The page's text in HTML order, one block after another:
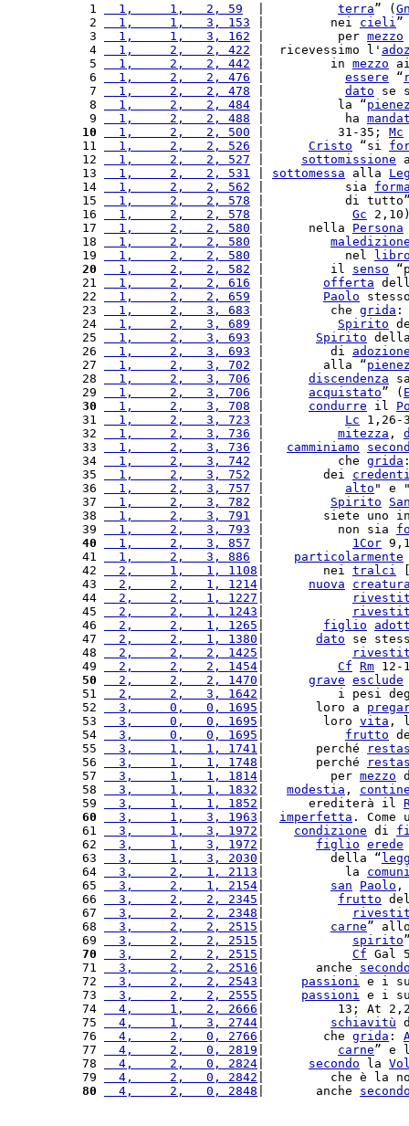
1
  1,     1,   2, 59
terra” (
2
  1,     1,   3, 153
|         nei cieli
3
  1,     1,   3, 162
|          per mezzo
4
  1,     2,   2, 422
|  ricevessimo l'
5
  1,     2,   2, 442
|         in mezzo
6
  1,     2,   2, 476
essere “
7
  1,     2,   2, 478
dato se
8
  1,     2,   2, 484
|          la “
9
  1,     2,   2, 488
|           ha
10
  1,     2,   2, 500
|          31-35; Mc
11
  1,     2,   2, 526
Cristo “si
12
  1,     2,   2, 527
sottomissione
13
  1,     2,   2, 531
sottomessa alla
14
  1,     2,   2, 562
|           sia
15
  1,     2,   2, 578
|           di
16
  1,     2,   2, 578
Gc
17
  1,     2,   2, 580
|      nella Persona
18
  1,     2,   2, 580
19
  1,     2,   2, 580
|           nel
20
  1,     2,   2, 582
|         il senso
21
  1,     2,   2, 616
offerta
22
  1,     2,   2, 659
Paolo
23
  1,     2,   3, 683
|         che grida
24
  1,     2,   3, 689
Spirito
25
  1,     2,   3, 693
Spirito
26
  1,     2,   3, 693
|         di
27
  1,     2,   3, 702
|        alla “
28
  1,     2,   3, 706
discendenza
29
  1,     2,   3, 706
acquistato” (
30
  1,     2,   3, 708
condurre il
31
  1,     2,   3, 723
Lc
32
  1,     2,   3, 736
mitezza ,
33
  1,     2,   3, 736
camminiamo
34
  1,     2,   3, 742
|          che grida
35
  1,     2,   3, 752
|        dei
36
  1,     2,   3, 757
alto " e
37
  1,     2,   3, 782
Spirito
38
  1,     2,   3, 791
|        siete uno
39
  1,     2,   3, 793
|          non sia
40
  1,     2,   3, 857
1Cor
41
  1,     2,   3, 886
particolarmente
42
  2,     1,   1, 1108
|        nei tralci
43
  2,     2,   1, 1214
nuova
44
  2,     2,   1, 1227
45
  2,     2,   1, 1243
46
  2,     2,   1, 1265
figlio
47
  2,     2,   1, 1380
dato se
48
  2,     2,   2, 1425
49
  2,     2,   2, 1454
Cf Rm
50
  2,     2,   2, 1470
grave esclude
51
  2,     2,   3, 1642
|          i pesi
52
  3,     0,   0, 1695
|       loro a
53
  3,     0,   0, 1695
|        loro vita ,
54
  3,     0,   0, 1695
frutto
55
  3,     1,   1, 1741
|       perché
56
  3,     1,   1, 1748
|       perché
57
  3,     1,   1, 1814
|         per mezzo
58
  3,     1,   1, 1832
modestia ,
59
  3,     1,   1, 1852
|      erediterà il
60
  3,     1,   3, 1963
imperfetta . Come
61
  3,     1,   3, 1972
condizione di
62
  3,     1,   3, 1972
figlio erede
63
  3,     1,   3, 2030
|         della “
64
  3,     2,   1, 2113
|           la
65
  3,     2,   1, 2154
san Paolo ,
66
  3,     2,   2, 2345
frutto
67
  3,     2,   2, 2348
68
  3,     2,   2, 2515
carne”
69
  3,     2,   2, 2515
spirito
70
  3,     2,   2, 2515
Cf Gal
71
  3,     2,   2, 2516
|       anche
72
  3,     2,   2, 2543
passioni e i
73
  3,     2,   2, 2555
passioni e i
74
  4,     1,   2, 2666
|          13; At
75
  4,     1,   3, 2744
schiavitù
76
  4,     2,   0, 2766
|        che grida :
77
  4,     2,   0, 2819
carne” e
78
  4,     2,   0, 2824
secondo la
79
  4,     2,   0, 2842
|         che è la
80
  4,     2,   0, 2848
|       anche